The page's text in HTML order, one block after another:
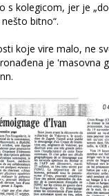
s kolegicom, jer je
bitno“.
koje vire malo, ne
je 'masovna